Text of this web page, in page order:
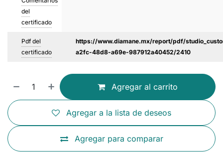
del
certificado
Pdf del
certificado
https://www.diamane.mx/report/pdf/
a2fc-48d8-a69e-987912a40452/2410
Agregar al carrito
Agregar para comparar
Agregar a la lista de deseos